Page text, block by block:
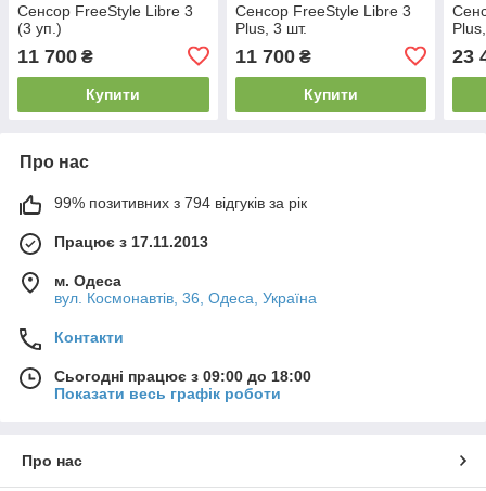
Сенсор FreeStyle Libre 3
(3 уп.)
11 700 ₴
Купити
Сенсор FreeStyle Libre 3
Plus, 3 шт.
11 700₴
Купити
23
Про нас
99% позитивних з 794 відгуків за рік
Працює з 17.11.2013
м. Одеса
вул. Космонавтів, 36, Одеса, Україна
Контакти
Сьогодні працює з 09:00 до 18:00
Показати весь графік роботи
Про нас